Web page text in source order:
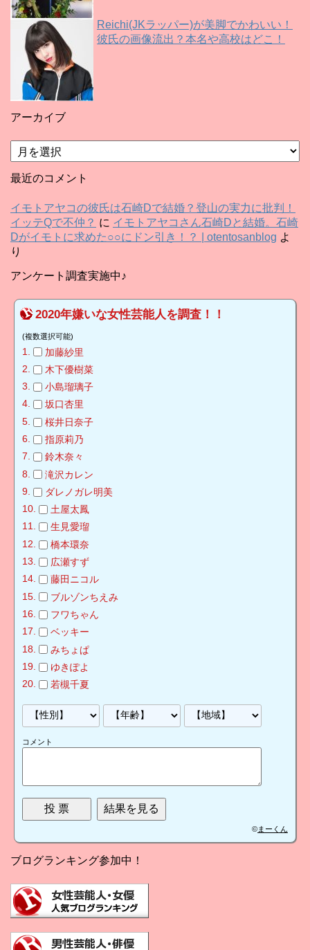
Reichi(JKラッパー)が美脚でかわいい！
彼氏の画像流出？本名や高校はどこ！
アーカイブ
ア
ー
カ
ブ
最近のコメント
イモトアヤコの彼氏は石崎Dで結婚？登山の実力に批判！
イッテQで不仲？ に イモトアヤコさん石崎Dと結婚。石崎
Dがイモトに求めた○○にドン引き！？ | otentosanblog よ
り
アンケート調査実施中♪
2020年嫌いな女性芸能人を調査！！
(複数選択可能)
加藤紗里
木下優樹菜
小島瑠璃子
坂口杏里
桜井日奈子
指原莉乃
鈴木奈々
滝沢カレン
ダレノガレ明美
土屋太鳳
生見愛瑠
橋本環奈
広瀬すず
藤田ニコル
ブルゾンちえみ
フワちゃん
ベッキー
みちょぱ
ゆきぽよ
若槻千夏
コメント
©まーくん
ブログランキング参加中！